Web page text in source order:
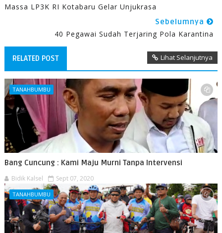
Massa LP3K RI Kotabaru Gelar Unjukrasa
Sebelumnya
40 Pegawai Sudah Terjaring Pola Karantina
RELATED POST Lihat Selanjutnya
TANAHBUMBU
Bang Cuncung : Kami Maju Murni Tanpa Intervensi
Bidik Kalsel Sept 07, 2020
TANAHBUMBU